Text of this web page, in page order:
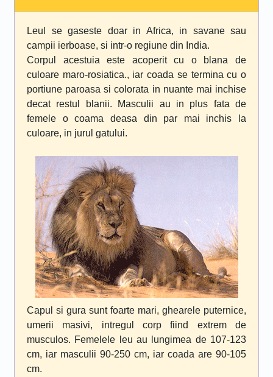
Leul se gaseste doar in Africa, in savane sau
campii ierboase, si intr-o regiune din India.
Corpul acestuia este acoperit cu o blana de
culoare maro-rosiatica., iar coada se termina cu o
portiune paroasa si colorata in nuante mai inchise
decat restul blanii. Masculii au in plus fata de
femele o coama deasa din par mai inchis la
culoare, in jurul gatului.
Capul si gura sunt foarte mari, ghearele puternice,
umerii masivi, intregul corp fiind extrem de
musculos. Femelele leu au lungimea de 107-123
cm, iar masculii 90-250 cm, iar coada are 90-105
cm.